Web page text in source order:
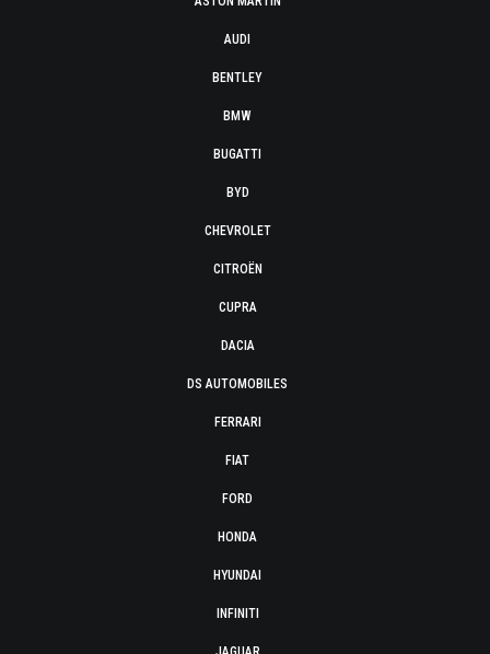
AUDI
BENTLEY
BMW
BUGATTI
BYD
CHEVROLET
CITROËN
CUPRA
DACIA
DS AUTOMOBILES
FERRARI
FIAT
FORD
HONDA
HYUNDAI
INFINITI